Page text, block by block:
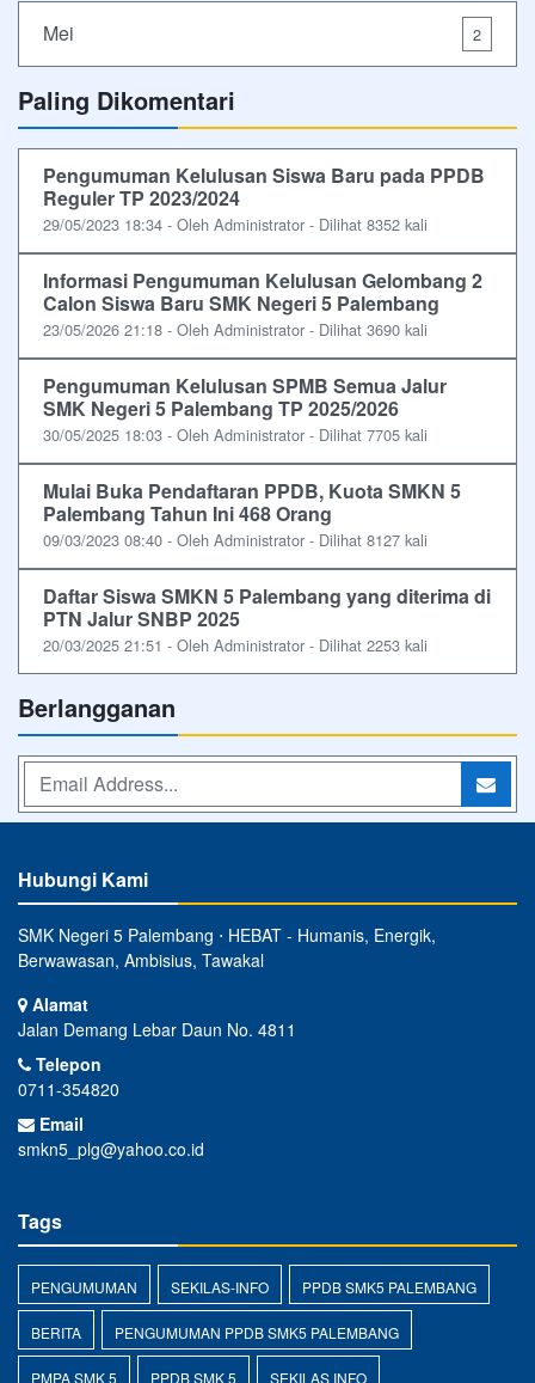
Mei 2
Paling Dikomentari
Pengumuman Kelulusan Siswa Baru pada PPDB
Reguler TP 2023/2024
29/05/2023 18:34 - Oleh Administrator - Dilihat 8352 kali
Informasi Pengumuman Kelulusan Gelombang 2
Calon Siswa Baru SMK Negeri 5 Palembang
23/05/2026 21:18 - Oleh Administrator - Dilihat 3690 kali
Pengumuman Kelulusan SPMB Semua Jalur
SMK Negeri 5 Palembang TP 2025/2026
30/05/2025 18:03 - Oleh Administrator - Dilihat 7705 kali
Mulai Buka Pendaftaran PPDB, Kuota SMKN 5
Palembang Tahun Ini 468 Orang
09/03/2023 08:40 - Oleh Administrator - Dilihat 8127 kali
Daftar Siswa SMKN 5 Palembang yang diterima di
PTN Jalur SNBP 2025
20/03/2025 21:51 - Oleh Administrator - Dilihat 2253 kali
Berlangganan
Hubungi Kami
SMK Negeri 5 Palembang ⋅ HEBAT - Humanis, Energik,
Berwawasan, Ambisius, Tawakal
Alamat
Jalan Demang Lebar Daun No. 4811
Telepon
0711-354820
Email
smkn5_plg@yahoo.co.id
Tags
PENGUMUMAN SEKILAS-INFO PPDB SMK5 PALEMBANG
BERITA PENGUMUMAN PPDB SMK5 PALEMBANG
PMPA SMK 5 PPDB SMK 5 SEKILAS INFO